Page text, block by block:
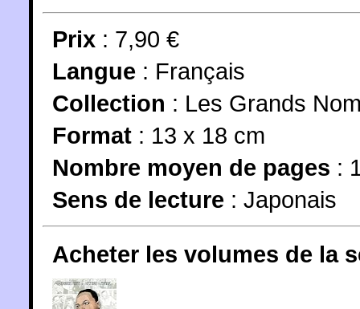
Prix : 7,90 €
Langue : Français
Collection : Les Grands
Format : 13 x 18 cm
Nombre moyen de pages :
Sens de lecture : Japonais
Acheter les volumes de la